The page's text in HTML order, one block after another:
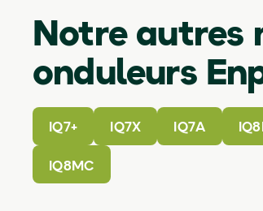
Notre autres
onduleurs
IQ7+ IQ7X IQ7A
IQ8MC